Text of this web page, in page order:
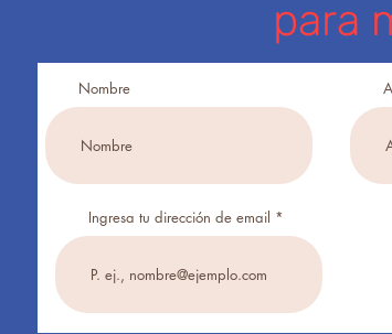
para
Nombre
Ingresa tu dirección de email